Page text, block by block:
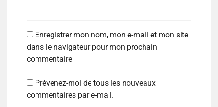
Enregistrer mon nom, mon e-mail et mon site
dans le navigateur pour mon prochain
commentaire.
Prévenez-moi de tous les nouveaux
commentaires par e-mail.